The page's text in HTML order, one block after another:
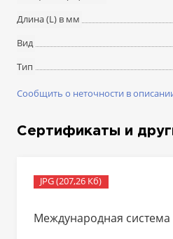
Длина (L) в мм
Вид
Тип
Сообщить о неточности в
Сертификаты и
JPG (207,26 Кб)
Международная система